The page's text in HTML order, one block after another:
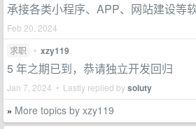
承接各类小程序、APP、网站建设等
Feb 20, 2024
求职
• xzy119
5 年之期已到，恭请独立开发回归
Jan 7, 2024 • Lastly replied bysoluty
» More topics by xzy119